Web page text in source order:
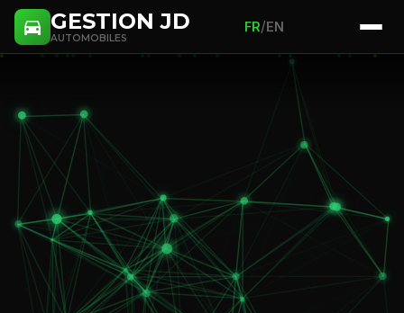
GESTION JD
AUTOMOBILES
FR/EN